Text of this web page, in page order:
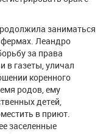
заниматься
фермах. Леандро
за права
в газеты, уличал
коренного
родов, ему
детей,
в приют.
заселенные